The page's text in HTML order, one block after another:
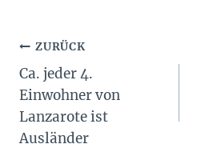
Beitragsnavigation
ZURÜCK
Ca. jeder 4.
Einwohner von
Lanzarote ist
Ausländer